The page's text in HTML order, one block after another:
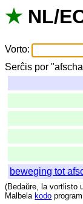
★ NL/
Vorto:
Serĉis por "
beweging tot
(Bedaŭre, la vortlisto
Malbela kodo